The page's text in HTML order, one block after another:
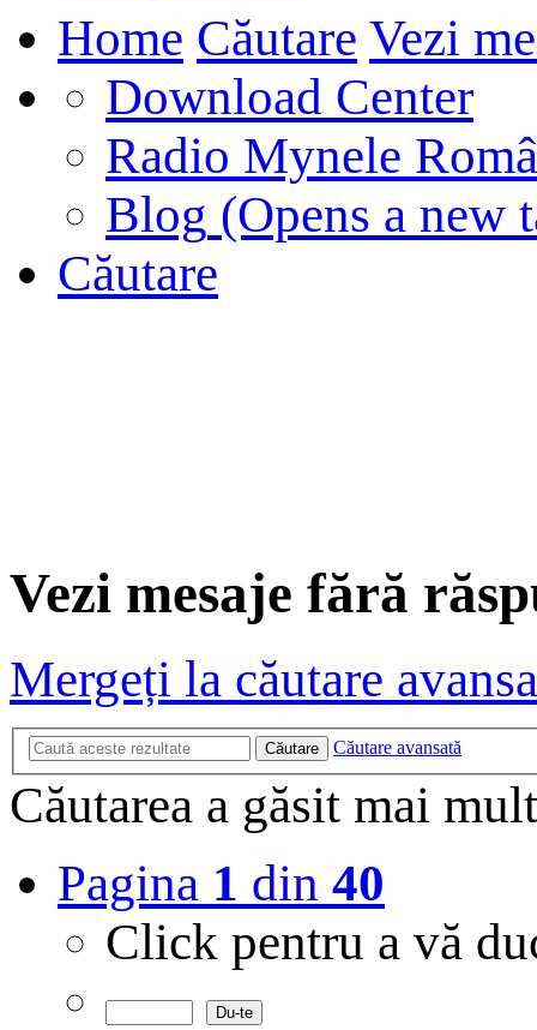
Home Căutare Vezi
Download Center
Radio Mynele
Blog (Opens a new
Căutare
Vezi mesaje fără
Mergeți la căutare
Căutare Căutare avansată
Căutarea a găsit mai
Pagina 1 din 40
Click pentru a vă